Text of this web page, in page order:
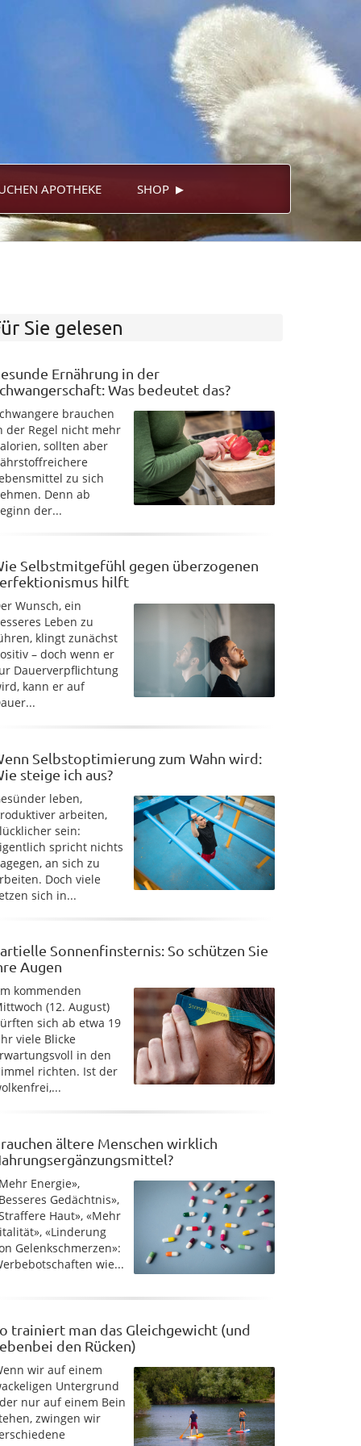
APOTHEKE SHOP ▸
Sie gelesen
Ernährung in der
Was bedeutet das?
brauchen
der Regel nicht mehr
sollten aber
zu sich
Denn ab
der...
Selbstmitgefühl gegen überzogenen
hilft
Wunsch, ein
Leben zu
klingt zunächst
– doch wenn er
Dauerverpflichtung
kann er auf
Selbstoptimierung zum Wahn wird:
steige ich aus?
leben,
arbeiten,
sein:
spricht nichts
an sich zu
Doch viele
sich in...
Sonnenfinsternis: So schützen Sie
Augen
kommenden
(12. August)
sich ab etwa 19
viele Blicke
in den
richten. Ist der
ältere Menschen wirklich
Energie»,
Gedächtnis»,
Haut», «Mehr
«Linderung
Gelenkschmerzen»:
wie...
trainiert man das Gleichgewicht (und
den Rücken)
wir auf einem
Untergrund
nur auf einem Bein
zwingen wir